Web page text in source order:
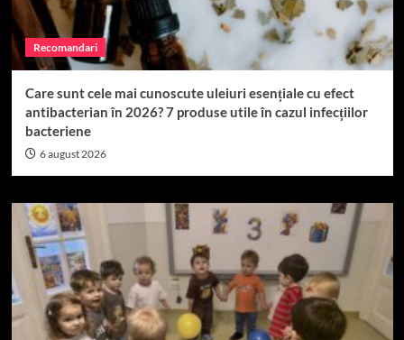
Recomandari
Care sunt cele mai cunoscute uleiuri esențiale cu efect
antibacterian în 2026? 7 produse utile în cazul infecțiilor
bacteriene
6 august 2026